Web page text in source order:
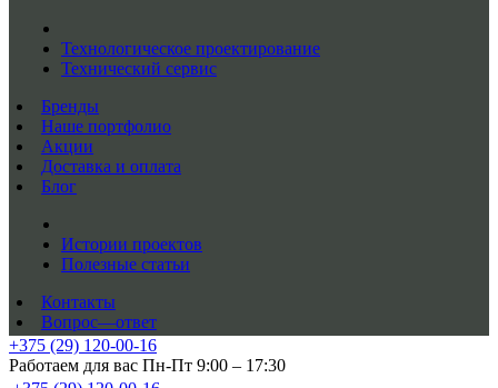
Технологическое проектирование
Технический сервис
Бренды
Наше портфолио
Акции
Доставка и оплата
Блог
Истории проектов
Полезные статьи
Контакты
Вопрос—ответ
+375 (29) 120-00-16
Работаем для вас Пн-Пт 9:00 – 17:30